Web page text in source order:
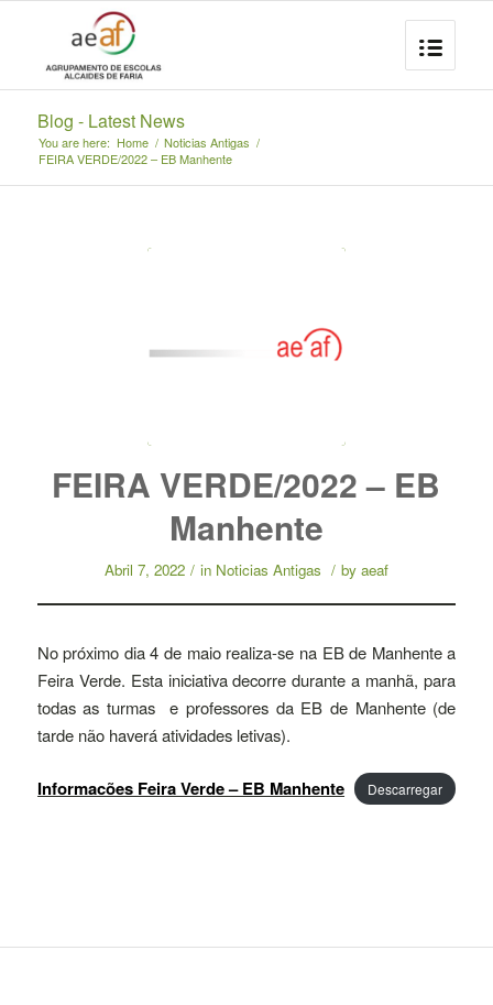
Blog - Latest News
You are here: Home / Noticias Antigas /
FEIRA VERDE/2022 – EB Manhente
FEIRA VERDE/2022 – EB
Manhente
Abril 7, 2022 / in Noticias Antigas / by aeaf
No próximo dia 4 de maio realiza-se na EB de Manhente a
Feira Verde. Esta iniciativa decorre durante a manhã, para
todas as turmas e professores da EB de Manhente (de
tarde não haverá atividades letivas).
Informacões Feira Verde – EB Manhente Descarregar